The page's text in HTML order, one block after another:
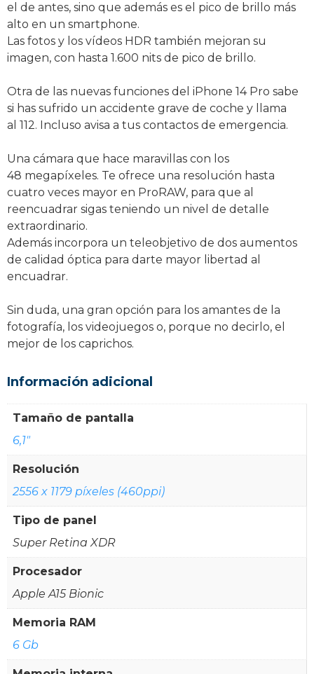
el de antes, sino que además es el pico de brillo más
alto en un smartphone.
Las fotos y los vídeos HDR también mejoran su
imagen, con hasta 1.600 nits de pico de brillo.
Otra de las nuevas funciones del iPhone 14 Pro sabe
si has sufrido un accidente grave de coche y llama
al 112. Incluso avisa a tus contactos de emergencia.
Una cámara que hace maravillas con los
48 megapíxeles. Te ofrece una resolución hasta
cuatro veces mayor en ProRAW, para que al
reencuadrar sigas teniendo un nivel de detalle
extraordinario.
Además incorpora un teleobjetivo de dos aumentos
de calidad óptica para darte mayor libertad al
encuadrar.
Sin duda, una gran opción para los amantes de la
fotografía, los videojuegos o, porque no decirlo, el
mejor de los caprichos.
Información adicional
Tamaño de pantalla
6,1"
Resolución
2556 x 1179 píxeles (460ppi)
Tipo de panel
Super Retina XDR
Procesador
Apple A15 Bionic
Memoria RAM
6 Gb